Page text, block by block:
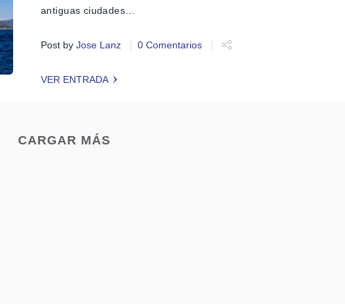
antiguas ciudades…
Post by Jose Lanz 0 Comentarios
VER ENTRADA
CARGAR MÁS